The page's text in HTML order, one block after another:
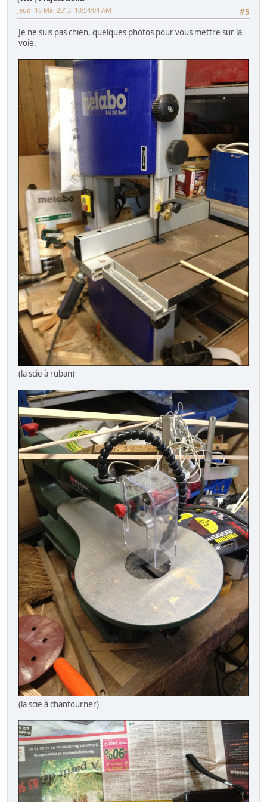
#5
Jeudi 16 Mai 2013, 10:54:04 AM
Je ne suis pas chien, quelques photos pour vous mettre sur la
voie.
(la scie à ruban)
(la scie à chantourner)